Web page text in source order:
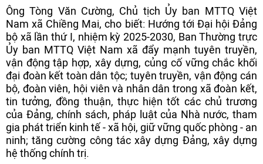
Ông Tòng Văn Cường, Chủ tịch Ủy ban MTTQ Việt
Nam xã Chiềng Mai, cho biết: Hướng tới Đại hội Đảng
bộ xã lần thứ I, nhiệm kỳ 2025-2030, Ban Thường trực
Ủy ban MTTQ Việt Nam xã đẩy mạnh tuyên truyền,
vận động tập hợp, xây dựng, củng cố vững chắc khối
đại đoàn kết toàn dân tộc; tuyên truyền, vận động cán
bộ, đoàn viên, hội viên và nhân dân trong xã đoàn kết,
tin tưởng, đồng thuận, thực hiện tốt các chủ trương
của Đảng, chính sách, pháp luật của Nhà nước, tham
gia phát triển kinh tế - xã hội, giữ vững quốc phòng - an
ninh; tăng cường công tác xây dựng Đảng, xây dựng
hệ thống chính trị.